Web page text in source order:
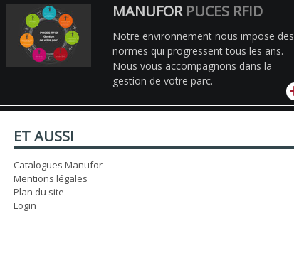
MANUFOR PUCES RFID
Notre environnement nous impose des
normes qui progressent tous les ans.
Nous vous accompagnons dans la
gestion de votre parc.
ET AUSSI
Catalogues Manufor
Mentions légales
Plan du site
Login